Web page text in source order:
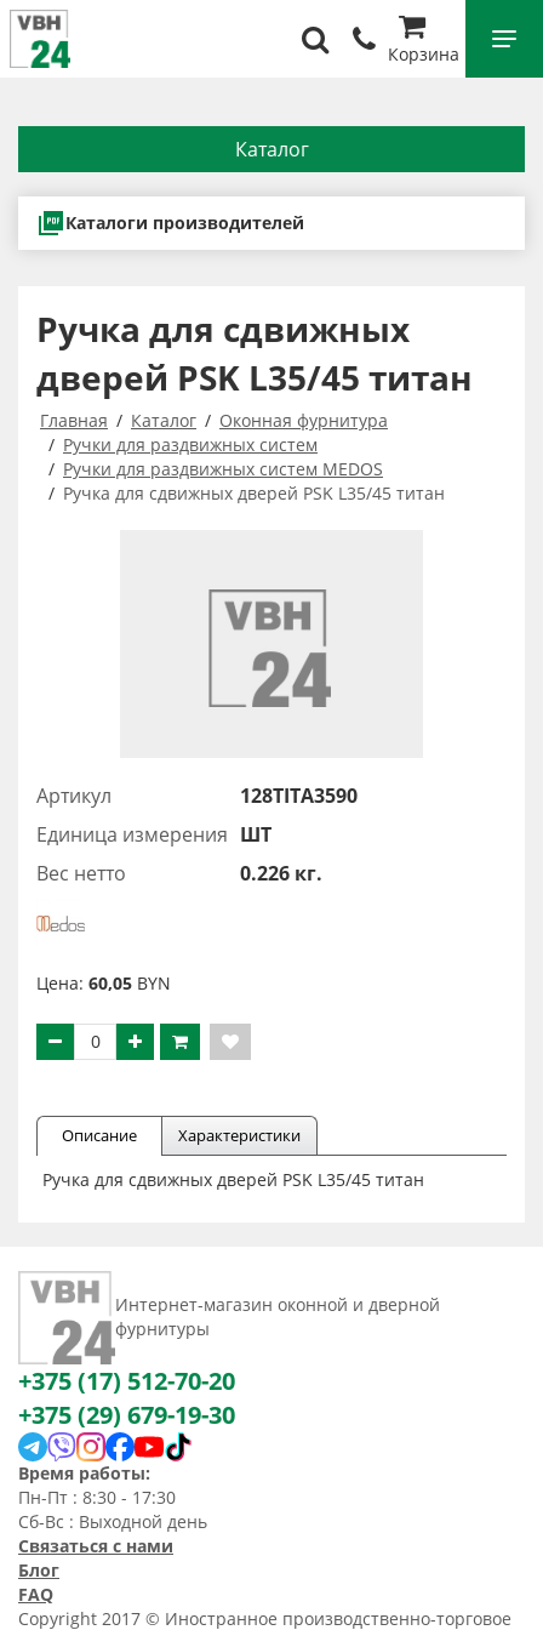
Корзина
Каталог
Каталоги производителей
Ручка для сдвижных
дверей PSK L35/45 титан
Главная Каталог
Оконная фурнитура
Ручки для раздвижных систем
Ручки для раздвижных систем MEDOS
Ручка для сдвижных дверей PSK L35/45 титан
Артикул
128TITA3590
Единица измерения ШТ
Вес нетто
0.226 кг.
Цена: 60,05 BYN
Описание Характеристики
Ручка для сдвижных дверей PSK L35/45 титан
Интернет-магазин оконной и дверной
фурнитуры
+375 (17) 512-70-20
+375 (29) 679-19-30
Время работы:
Пн-Пт : 8:30 - 17:30
Сб-Вс : Выходной день
Связаться с нами
Блог
FAQ
Copyright 2017 © Иностранное производственно-торговое